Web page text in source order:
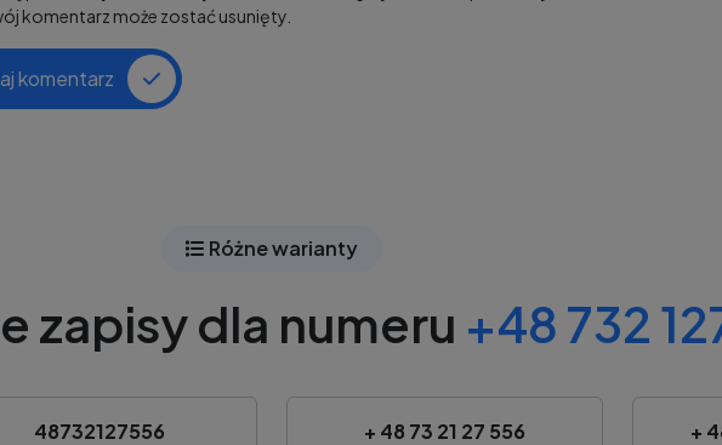
komentarz może zostać usunięty.
komentarz
Różne warianty
zapisy dla numeru +48 732
48732127556 + 48 73 21 27 556 +